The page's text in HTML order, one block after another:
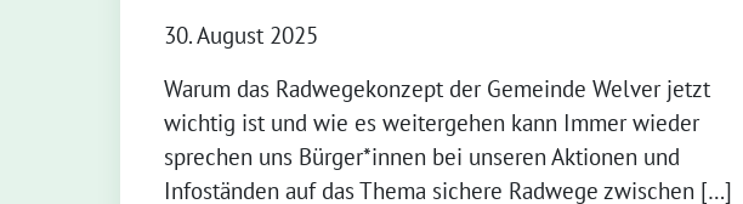
30. August 2025
Warum das Radwegekonzept der Gemeinde Welver jetzt
wichtig ist und wie es weitergehen kann Immer wieder
sprechen uns Bürger*innen bei unseren Aktionen und
Infoständen auf das Thema sichere Radwege zwischen […]